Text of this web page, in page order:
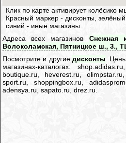
Клик по карте активирует колёсико
Красный маркер - дисконты,
синий - иные магазины.
Адреса всех магазинов Снежная
Волоколамская, Пятницкое ш., 3.,
Посмотрите и другие дисконты.
магазинах-каталогах:
boutique.ru, heverest.ru,
sport.ru, shoppingbox.ru,
adensya.ru, sapato.ru, drez.ru.